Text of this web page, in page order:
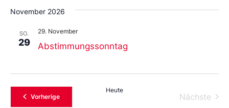
November 2026
SO.
29 Abstimmungssonntag
29. November
VorherigeVeranstaltungen
Heute
Nächste